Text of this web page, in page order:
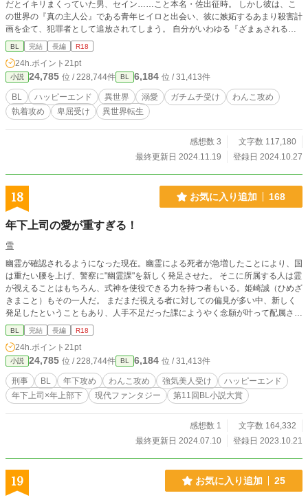
だとイキリまくっていた男、セイン……こと本名・佐出征時。 しかし彼は、こ
の世界の『真の主人公』である青年ヒイロと出会い、彼に嫉妬するあまり殺害計
画を企て、犯罪者として追放されてしまう。 自分がいわゆる『ざまぁされる悪
役』ポジションだと気付いたセインは絶望し、孤独に野垂れ死ぬ……はずが！！
『真の主人公』であるヒイロは彼を助けて、おまけに、「僕は君に惚れている」
と告げてきて！？ 山奥の小屋で二人きり、始まるのは奇妙な溺愛スローライ
フ。 しかしどうやら、ヒイロの溺愛にはワケがありそうで……？ 凸凹コンビな
二人の繰り広げるラブコメディです。R18要素はラストにちょこっとだけ予定。
完結まで執筆済み、毎日投稿予定。
BL 完結 長編 R18
24h.ポイント 21pt
小説 24,785 位 / 228,744件 BL 6,184 位 / 31,413件
BL ハッピーエンド 異世界 溺愛 ガチムチ受け
わんこ攻め
執着攻め
卑屈受け 異世界転生
感想数 3
文字数 117,180
最終更新日 2024.11.19
登録日 2024.10.27
18 お気に入り追加 168
年下上司の愛が重すぎる！
雪
幽霊が確認されるようになった現在。幽霊による死者が急増したことにより、国
は重たい腰を上げ、警察に"幽霊課"を新しく発足させた。 そこに所属する人は霊
が視えることはもちろん、式神を使役できる力を持つ者もいる。姫崎誠（ひめざ
きまこと）もその一人だ。 まだまだ視える者に対しての偏見が多い中、新しく
発足したということもあり、人手不足だった課にようやく念願が叶って配属され
て来たのはまさかの上司。それも年下で...？ 一途なわんこに愛される強気なトラ
ウマ持ち美人の現代ファンタジー。 ※独自設定有り ※幽霊は出てきますが、ホ
ラー要素は一切ありません
BL 完結 長編 R18
24h.ポイント 21pt
小説 24,785 位 / 228,744件 BL 6,184 位 / 31,413件
刑事 BL 年下攻め わんこ攻め 強気美人受け
ハッピーエンド
年下上司×年上部下
現代ファンタジー 第11回BL小説大賞
感想数 1
文字数 164,332
最終更新日 2024.07.10
登録日 2023.10.21
19 お気に入り追加 25